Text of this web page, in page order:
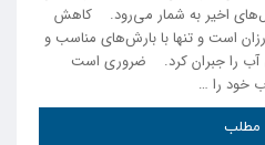
اخیر به شمار می‌رود. کاهش
است و تنها با بارش‌های مناسب و
آب را جبران کرد. ضروری است
خود را …
مطلب